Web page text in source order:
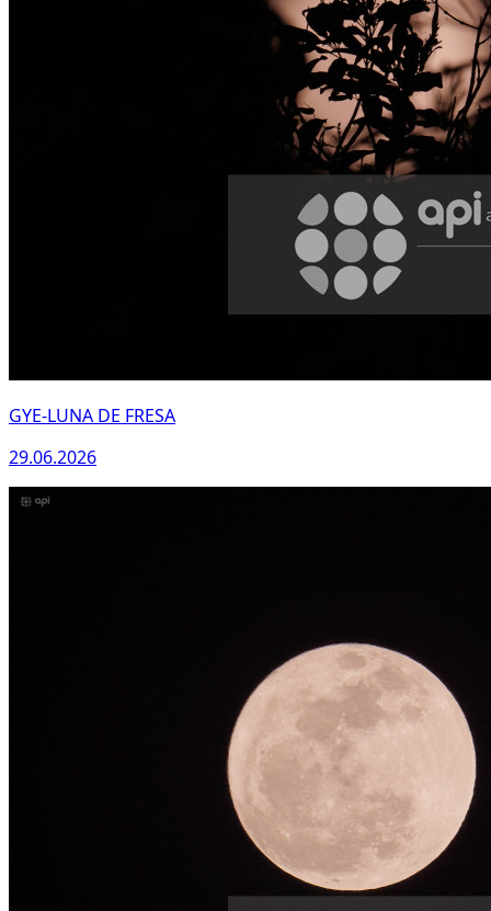
GYE-LUNA DE FRESA
29.06.2026